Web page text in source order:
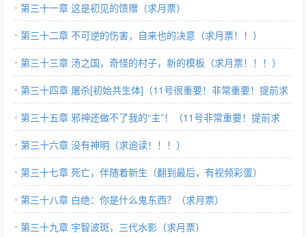
第三十一章 这是初见的馈赠（求月票）
第三十二章 不可逆的伤害，自来也的决意（求月票！！）
第三十三章 汤之国，奇怪的村子，新的模板（求月票！！！）
第三十四章 屠杀[初始共生体]（11号很重要！非常重要！提前求
追读！）
第三十五章 邪神还做不了我的“主”！（11号非常重要！提前求
追！！）
第三十六章 没有神明（求追读！！！）
第三十七章 死亡，伴随着新生（翻到最后，有视频彩蛋）
第三十八章 白绝：你是什么鬼东西？（求月票）
第三十九章 宇智波斑，三代水影（求月票）